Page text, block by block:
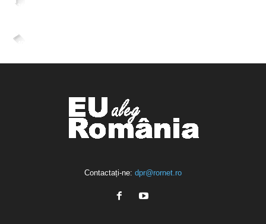
2,265
4,400
Contactați-ne: dpr@rornet.ro